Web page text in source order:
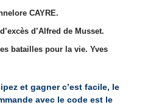
CAYRE.
d’Alfred de Musset.
batailles pour la vie. Yves
et gagner c’est facile, le
avec le code est le